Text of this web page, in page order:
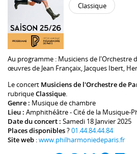
Classique
Au programme : Musiciens de l'Orchestre
œuvres de Jean Françaix, Jacques Ibert,
Le concert Musiciens de l'Orchestre de
rubriqueClassique.
Genre : Musique de chambre
Lieu : Amphithéâtre - Cité de la Musique-
Date du concert : Samedi 18 Janvier 2025
Places disponibles?01.44.84.44.84
Site web :www.philharmoniedeparis.fr